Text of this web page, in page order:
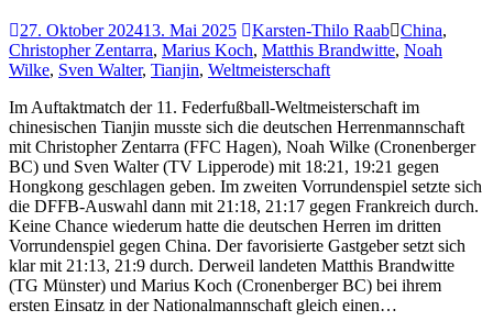
27. Oktober 202413. Mai 2025 Karsten-Thilo Raab China,
Christopher Zentarra, Marius Koch, Matthis Brandwitte, Noah
Wilke, Sven Walter, Tianjin, Weltmeisterschaft
Im Auftaktmatch der 11. Federfußball-Weltmeisterschaft im
chinesischen Tianjin musste sich die deutschen Herrenmannschaft
mit Christopher Zentarra (FFC Hagen), Noah Wilke (Cronenberger
BC) und Sven Walter (TV Lipperode) mit 18:21, 19:21 gegen
Hongkong geschlagen geben. Im zweiten Vorrundenspiel setzte sich
die DFFB-Auswahl dann mit 21:18, 21:17 gegen Frankreich durch.
Keine Chance wiederum hatte die deutschen Herren im dritten
Vorrundenspiel gegen China. Der favorisierte Gastgeber setzt sich
klar mit 21:13, 21:9 durch. Derweil landeten Matthis Brandwitte
(TG Münster) und Marius Koch (Cronenberger BC) bei ihrem
ersten Einsatz in der Nationalmannschaft gleich einen…